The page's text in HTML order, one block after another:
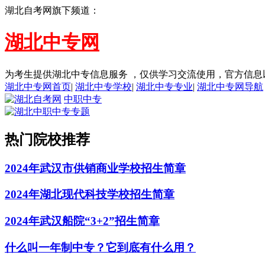
湖北自考网旗下频道：
湖北中专网
为考生提供湖北中专信息服务 ，仅供学习交流使用，官方信息
湖北中专网首页| 湖北中专学校| 湖北中专专业| 湖北中专网导航
中职中专
热门院校推荐
2024年武汉市供销商业学校招生简章
2024年湖北现代科技学校招生简章
2024年武汉船院“3+2”招生简章
什么叫一年制中专？它到底有什么用？